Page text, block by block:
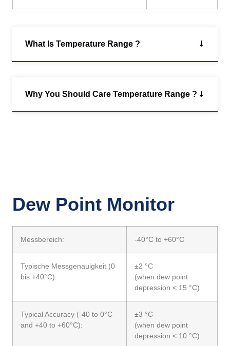
What Is Temperature Range ?
Why You Should Care Temperature Range ?
Dew Point Monitor
Messbereich: -40°C to +60°C
Typische Messgenauigkeit (0
bis +40°C):
±2 °C
(when dew point
depression < 15 °C)
Typical Accuracy (-40 to 0°C
and +40 to +60°C):
±3 °C
(when dew point
depression < 10 °C)